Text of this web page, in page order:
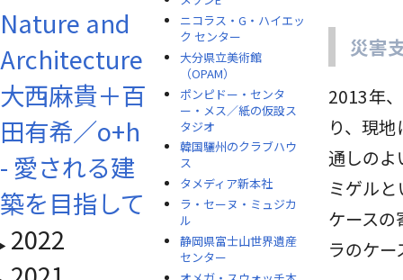
Nature and
Architecture
大西麻貴＋百
田有希／o+h
- 愛される建
築を目指して
2022
ニコラス・G・ハイエッ
ク センター
大分県立美術館
（OPAM）
ポンピドー・センタ
ー・メス／紙の仮設ス
タジオ
韓国驪州のクラブハウ
ス
タメディア新本社
ラ・セーヌ・ミュジカ
ル
静岡県富士山世界遺産
センター
災害
2013年
り、現
通しのよ
ミゲル
ケース
ラのケ